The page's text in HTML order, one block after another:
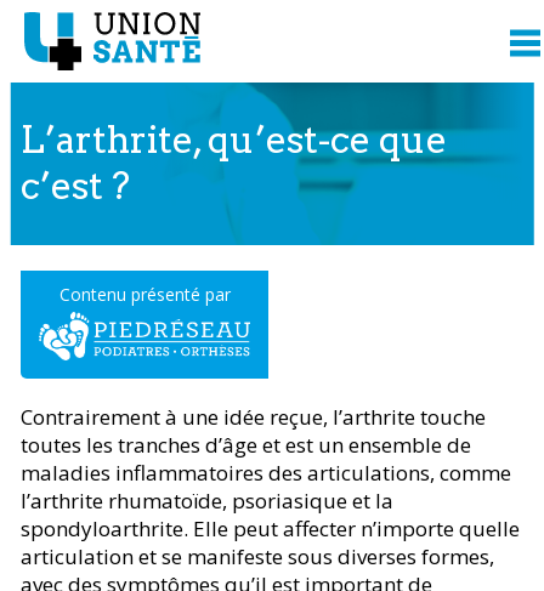
L’arthrite, qu’est-ce que
c’est ?
Contenu présenté par
Contrairement à une idée reçue, l’arthrite touche
toutes les tranches d’âge et est un ensemble de
maladies inflammatoires des articulations, comme
l’arthrite rhumatoïde, psoriasique et la
spondyloarthrite. Elle peut affecter n’importe quelle
articulation et se manifeste sous diverses formes,
avec des symptômes qu’il est important de